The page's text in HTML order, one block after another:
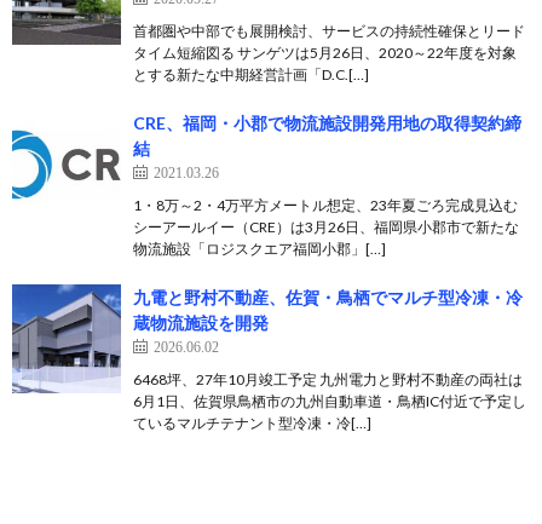
首都圏や中部でも展開検討、サービスの持続性確保とリード
タイム短縮図る サンゲツは5月26日、2020～22年度を対象
とする新たな中期経営計画「D.C.[…]
CRE、福岡・小郡で物流施設開発用地の取得契約締
結
2021.03.26
1・8万～2・4万平方メートル想定、23年夏ごろ完成見込む
シーアールイー（CRE）は3月26日、福岡県小郡市で新たな
物流施設「ロジスクエア福岡小郡」[…]
九電と野村不動産、佐賀・鳥栖でマルチ型冷凍・冷
蔵物流施設を開発
2026.06.02
6468坪、27年10月竣工予定 九州電力と野村不動産の両社は
6月1日、佐賀県鳥栖市の九州自動車道・鳥栖IC付近で予定し
ているマルチテナント型冷凍・冷[…]